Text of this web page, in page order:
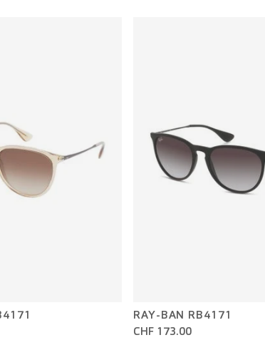
RAY-BAN RB4171
CHF 173.00